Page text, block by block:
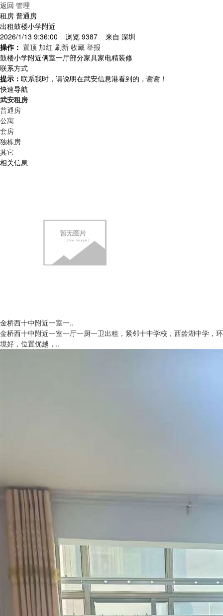
返回 管理
租房 普通房
出租鼓楼小学附近
2026/1/13 9:36:00 浏览 9387 来自 深圳
操作： 置顶 加红 刷新 收藏 举报
鼓楼小学附近俩室一厅部分家具家电精装修
联系方式
提示： 联系我时，请说明在武安信息港看到的，谢谢！
快速导航
武安租房
普通房
公寓
套房
独栋房
其它
相关信息
金桥西十中附近一室一..
金桥西十中附近一室一厅一厨一卫出租，紧邻十中学校，西龄湖中学，环
境好，位置优越，..